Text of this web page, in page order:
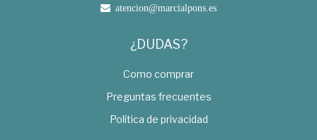
atencion@marcialpons.es
¿DUDAS?
Como comprar
Preguntas frecuentes
Política de privacidad